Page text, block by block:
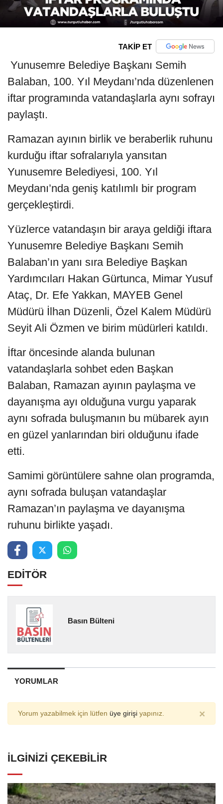
TAKİP ET
Yunusemre Belediye Başkanı Semih
Balaban, 100. Yıl Meydanı’nda düzenlenen
iftar programında vatandaşlarla aynı sofrayı
paylaştı.
Ramazan ayının birlik ve beraberlik ruhunu
kurduğu iftar sofralarıyla yansıtan
Yunusemre Belediyesi, 100. Yıl
Meydanı’nda geniş katılımlı bir program
gerçekleştirdi.
Yüzlerce vatandaşın bir araya geldiği iftara
Yunusemre Belediye Başkanı Semih
Balaban’ın yanı sıra Belediye Başkan
Yardımcıları Hakan Gürtunca, Mimar Yusuf
Ataç, Dr. Efe Yakkan, MAYEB Genel
Müdürü İlhan Düzenli, Özel Kalem Müdürü
Seyit Ali Özmen ve birim müdürleri katıldı.
İftar öncesinde alanda bulunan
vatandaşlarla sohbet eden Başkan
Balaban, Ramazan ayının paylaşma ve
dayanışma ayı olduğuna vurgu yaparak
aynı sofrada buluşmanın bu mübarek ayın
en güzel yanlarından biri olduğunu ifade
etti.
Samimi görüntülere sahne olan programda,
aynı sofrada buluşan vatandaşlar
Ramazan’ın paylaşma ve dayanışma
ruhunu birlikte yaşadı.
EDİTÖR
Basın Bülteni
YORUMLAR
Yorum yazabilmek için lütfen üye girişi yapınız. ×
İLGINIZI ÇEKEBILIR